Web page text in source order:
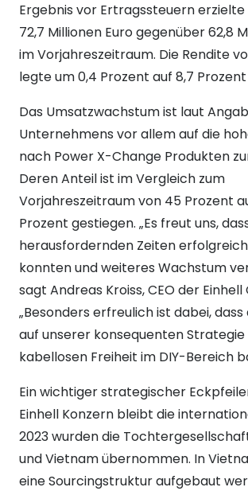
Ergebnis vor Ertragssteuern
72,7 Millionen Euro gegenüber 62,8
im Vorjahreszeitraum. Die Rendite
legte um 0,4 Prozent auf 8,7 Prozent
Das Umsatzwachstum ist laut
Unternehmens vor allem auf die
nach Power X-Change Produkten
Deren Anteil ist im Vergleich zum
Vorjahreszeitraum von 45 Prozent
Prozent gestiegen. „Es freut uns,
herausfordernden Zeiten
konnten und weiteres Wachstum
sagt Andreas Kroiss, CEO der
„Besonders erfreulich ist dabei,
auf unserer konsequenten
kabellosen Freiheit im DIY-Bereich
Ein wichtiger strategischer
Einhell Konzern bleibt die
2023 wurden die
und Vietnam übernommen. In
eine Sourcingstruktur aufgebaut